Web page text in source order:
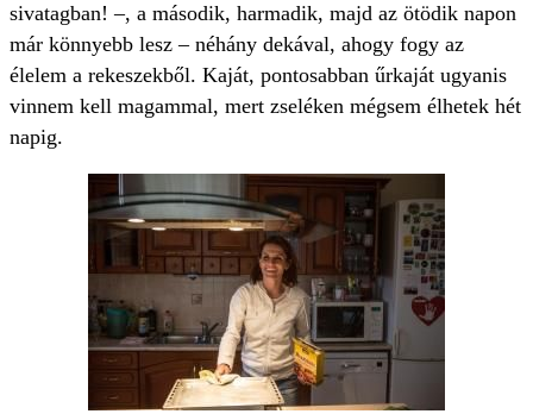
sivatagban! –, a második, harmadik, majd az ötödik napon
már könnyebb lesz – néhány dekával, ahogy fogy az
élelem a rekeszekből. Kaját, pontosabban űrkaját ugyanis
vinnem kell magammal, mert zseléken mégsem élhetek hét
napig.